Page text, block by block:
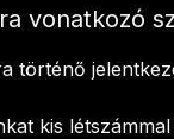
vonatkozó
történő
kis